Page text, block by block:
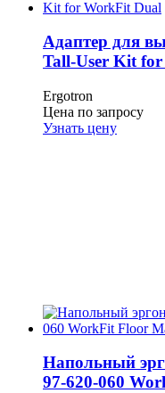
Адаптер для
Tall-User Kit
Ergotron
Цена по запросу
Узнать цену
Напольный
97-620-060